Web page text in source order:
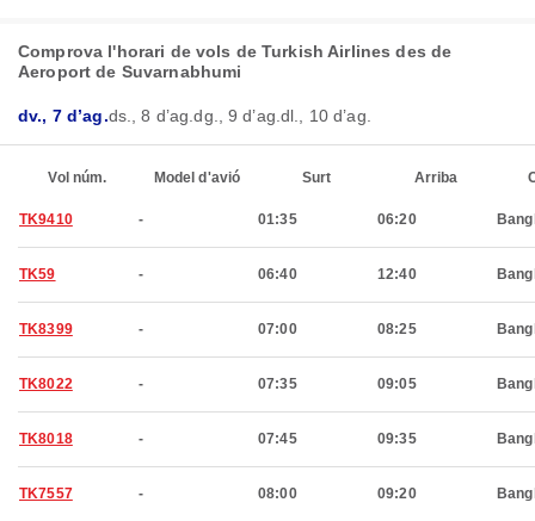
Comprova l'horari de vols de Turkish Airlines des de
Aeroport de Suvarnabhumi
dv., 7 d’ag.ds., 8 d’ag.dg., 9 d’ag.dl., 10 d’ag.
Vol núm. Model d'avió Surt Arriba
TK9410 - 01:35 06:20
TK59 - 06:40 12:40
TK8399 - 07:00 08:25
TK8022 - 07:35 09:05
TK8018 - 07:45 09:35
TK7557 - 08:00 09:20